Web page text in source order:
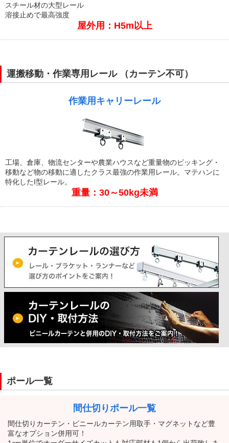
スチール材の大型レール
溶接止めで最高強度
屋外用：H5m以上
運搬移動・作業専用レール （カーテン不可）
作業用キャリーレール
工場、倉庫、物流センターや農業ハウスなど重量物のピッキング・
移動など物の移動に適したクラス最強の作業用レール。マテハンに
特化したI型レール。
重量：30～50kg未満
ポール一覧
間仕切りポール一覧
間仕切りカーテン・ビニールカーテン用取手・マグネットなど豊
富なオプション併用可！